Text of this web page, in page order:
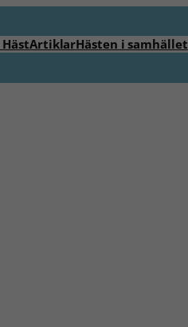
ArtiklarHästen i samhället